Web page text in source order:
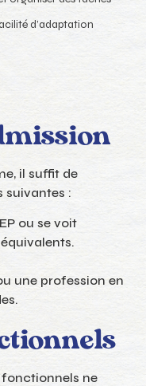
d’adaptation
il suffit de
suivantes :
ou se voit
une profession en
fonctionnels ne